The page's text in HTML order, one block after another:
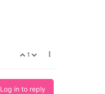
1
Log in to reply